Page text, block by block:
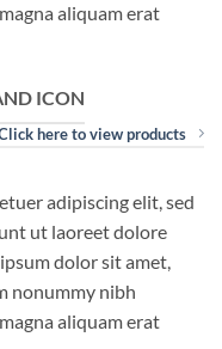
aliquam erat
ICON
here to view products
adipiscing elit, sed
ut laoreet dolore
dolor sit amet,
nonummy nibh
aliquam erat